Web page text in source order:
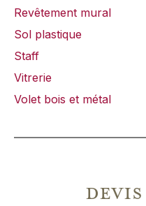
Revêtement mural
Sol plastique
Staff
Vitrerie
Volet bois et métal